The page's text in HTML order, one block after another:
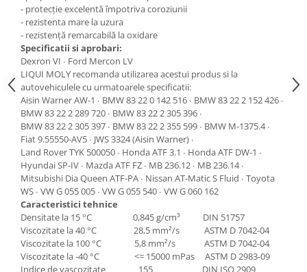
SÖRENSEN
Mecanice
Electrice
Hidraulice
Cilindri hidraulici si burdufe
protectie
Grup electropompa
Bolturi, role si bucsi
MAMMUT LIFT
Mecanice
Electrice
Hidraulice
Motor electric si pompa hidraulica
Cilindru hidraulic si protectie
burduf
- protecție excelentă împotriva coroziunii
- rezistenta mare la uzura
- rezistență remarcabilă la oxidare
Specificatii si aprobari:
Dexron VI ∙ Ford Mercon LV
LIQUI MOLY recomanda utilizarea acestui produs si la
autovehiculele cu urmatoarele specificatii:
Aisin Warner AW-1 ∙ BMW 83 22 0 142 516 ∙ BMW 83 22 2 152 426 ∙
BMW 83 22 2 289 720 ∙ BMW 83 22 2 305 396 ∙
BMW 83 22 2 305 397 ∙ BMW 83 22 2 355 599 ∙ BMW M-1375.4 ∙
Fiat 9.55550-AV5 ∙ JWS 3324 (Aisin Warner) ∙
Land Rover TYK 500050 ∙ Honda ATF 3.1 ∙ Honda ATF DW-1 ∙
Hyundai SP-IV ∙ Mazda ATF FZ ∙ MB 236.12 ∙ MB 236.14 ∙
Mitsubishi Dia Queen ATF-PA ∙ Nissan AT-Matic S Fluid ∙ Toyota
WS ∙ VW G 055 005 ∙ VW G 055 540 ∙ VW G 060 162
Caracteristici tehnice
Densitate la 15 °C 0,845 g/cm³ DIN 51757
Viscozitate la 40 °C 28,5 mm²/s ASTM D 7042-04
Viscozitate la 100 °C 5,8 mm²/s ASTM D 7042-04
Viscozitate la -40 °C <= 15000 mPas ASTM D 2983-09
Indice de vascozitate 155 DIN ISO 2909